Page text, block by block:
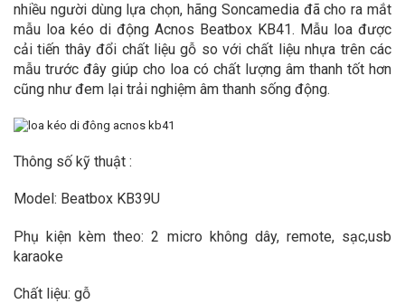
nhiều người dùng lựa chọn, hãng Soncamedia đã cho ra mắt
mẫu loa kéo di động Acnos Beatbox KB41. Mẫu loa được
cải tiến thây đổi chất liệu gỗ so với chất liệu nhựa trên các
mẫu trước đây giúp cho loa có chất lượng âm thanh tốt hơn
cũng như đem lại trải nghiệm âm thanh sống động.
Thông số kỹ thuật :
Model: Beatbox KB39U
Phụ kiện kèm theo: 2 micro không dây, remote, sạc,usb
karaoke
Chất liệu: gỗ